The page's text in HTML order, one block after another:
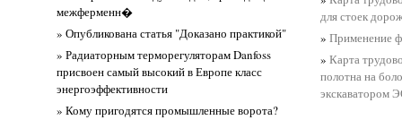
межферменн�
» Опубликована статья "Доказано практикой"
» Радиаторным терморегуляторам Danfoss
присвоен самый высокий в Европе класс
энергоэффективности
» Кому пригодятся промышленные ворота?
для стоек
»Применение
»Карта
полотна на
экскаватором